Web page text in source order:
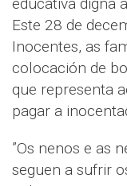
Este 28 de
Inocentes, as
colocación de
que representa
pagar a
”Os nenos e as
seguen a sufrir